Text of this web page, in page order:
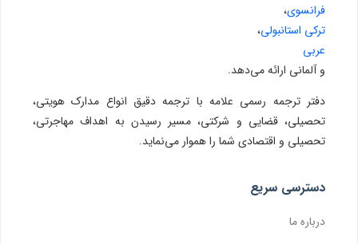
فرانسوی،
ترکی استانبولی،
عربی
و آلمانی ارائه می‌دهد.
دفتر ترجمه رسمی علامه با ترجمه دقیق انواع مدارک هویتی،
تحصیلی، قضایی و شرکتی، مسیر رسیدن به اهداف مهاجرتی،
تحصیلی و اقتصادی شما را هموار می‌نماید.
دسترسی سریع
درباره ما